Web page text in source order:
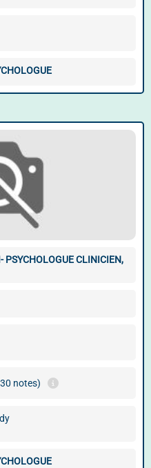
PSYCHOLOGUE CLINICIEN,
notes)